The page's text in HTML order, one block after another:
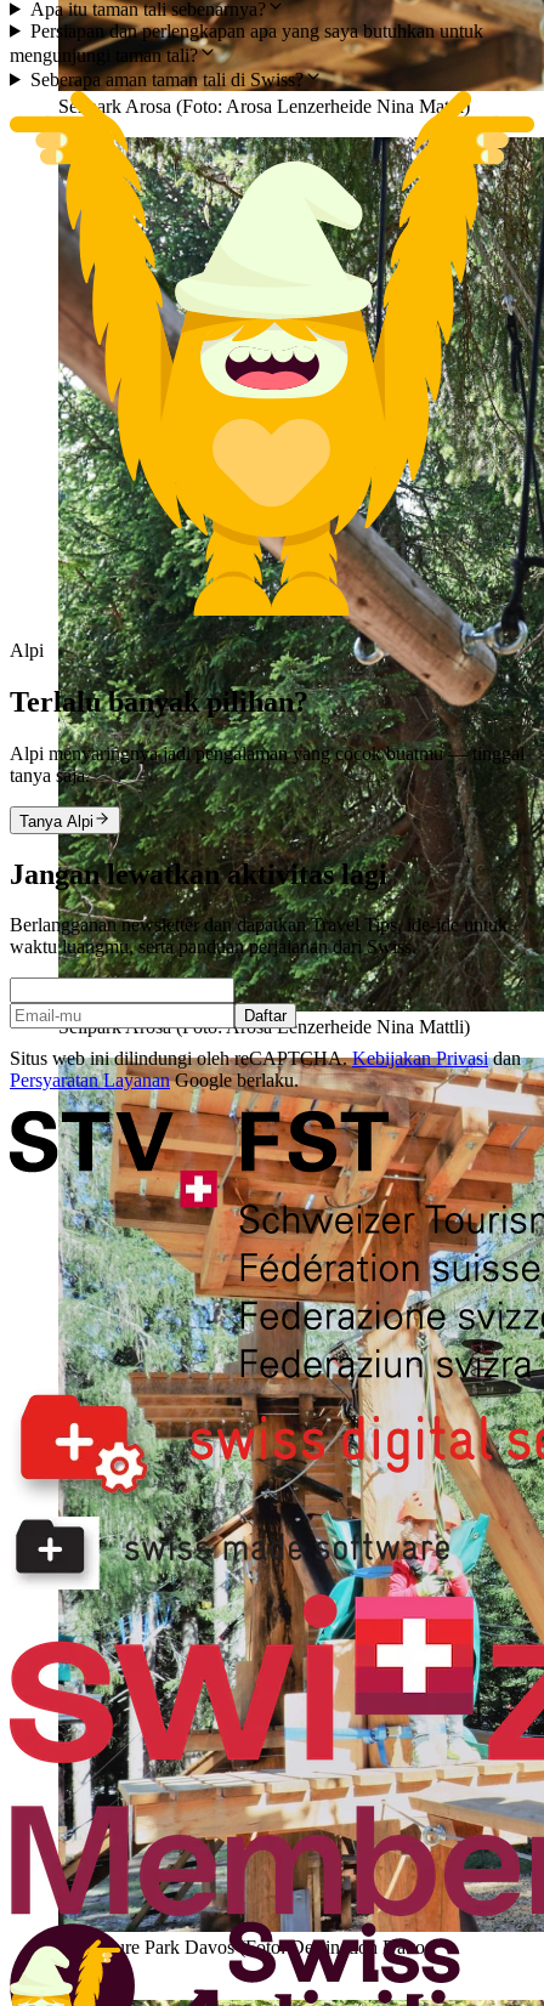
Seilpark Arosa (Foto: Arosa Lenzerheide Nina Mattli)
Seilpark Arosa (Foto: Arosa Lenzerheide Nina Mattli)
Adventure Park Davos (Foto: Destination Davos
Klosters)
Apa itu taman tali sebenarnya?
Persiapan dan perlengkapan apa yang saya butuhkan untuk
mengunjungi taman tali?
Seberapa aman taman tali di Swiss?
Alpi
Terlalu banyak pilihan?
Alpi menyaringnya jadi pengalaman yang cocok buatmu — tinggal
tanya saja.
Tanya Alpi
Jangan lewatkan aktivitas lagi
Berlangganan newsletter dan dapatkan Travel Tips, ide-ide untuk
waktu luangmu, serta panduan perjalanan dari Swiss.
Daftar
Situs web ini dilindungi oleh reCAPTCHA.Kebijakan Privasidan
Persyaratan LayananGoogle berlaku.